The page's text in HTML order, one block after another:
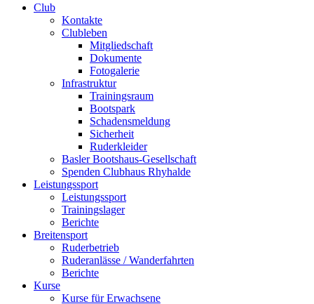
Club
Kontakte
Clubleben
Mitgliedschaft
Dokumente
Fotogalerie
Infrastruktur
Trainingsraum
Bootspark
Schadensmeldung
Sicherheit
Ruderkleider
Basler Bootshaus-Gesellschaft
Spenden Clubhaus Rhyhalde
Leistungssport
Leistungssport
Trainingslager
Berichte
Breitensport
Ruderbetrieb
Ruderanlässe / Wanderfahrten
Berichte
Kurse
Kurse für Erwachsene